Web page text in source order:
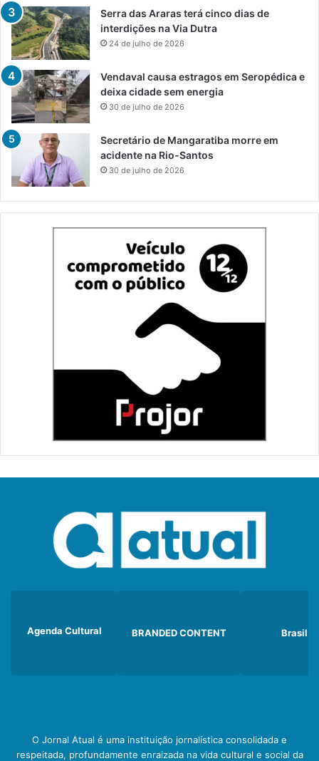
Serra das Araras terá cinco dias de
interdições na Via Dutra
24 de julho de 2026
Vendaval causa estragos em Seropédica e
deixa cidade sem energia
30 de julho de 2026
Secretário de Mangaratiba morre em
acidente na Rio-Santos
30 de julho de 2026
Agenda Cultural BRANDED CONTENT Brasil
O Jornal Atual é uma instituição jornalística consolidada e
respeitada, profundamente enraizada na vida cultural e social da